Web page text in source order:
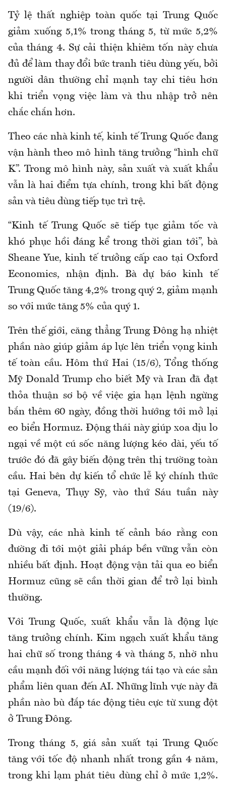
Tỷ lệ thất nghiệp toàn quốc tại Trung Quốc
giảm xuống 5,1% trong tháng 5, từ mức 5,2%
của tháng 4. Sự cải thiện khiêm tốn này chưa
đủ để làm thay đổi bức tranh tiêu dùng yếu, bởi
người dân thường chỉ mạnh tay chi tiêu hơn
khi triển vọng việc làm và thu nhập trở nên
chắc chắn hơn.
Theo các nhà kinh tế, kinh tế Trung Quốc đang
vận hành theo mô hình tăng trưởng “hình chữ
K”. Trong mô hình này, sản xuất và xuất khẩu
vẫn là hai điểm tựa chính, trong khi bất động
sản và tiêu dùng tiếp tục trì trệ.
“Kinh tế Trung Quốc sẽ tiếp tục giảm tốc và
khó phục hồi đáng kể trong thời gian tới”, bà
Sheane Yue, kinh tế trưởng cấp cao tại Oxford
Economics, nhận định. Bà dự báo kinh tế
Trung Quốc tăng 4,2% trong quý 2, giảm mạnh
so với mức tăng 5% của quý 1.
Trên thế giới, căng thẳng Trung Đông hạ nhiệt
phần nào giúp giảm áp lực lên triển vọng kinh
tế toàn cầu. Hôm thứ Hai (15/6), Tổng thống
Mỹ Donald Trump cho biết Mỹ và Iran đã đạt
thỏa thuận sơ bộ về việc gia hạn lệnh ngừng
bắn thêm 60 ngày, đồng thời hướng tới mở lại
eo biển Hormuz. Động thái này giúp xoa dịu lo
ngại về một cú sốc năng lượng kéo dài, yếu tố
trước đó đã gây biến động trên thị trường toàn
cầu. Hai bên dự kiến tổ chức lễ ký chính thức
tại Geneva, Thụy Sỹ, vào thứ Sáu tuần này
(19/6).
Dù vậy, các nhà kinh tế cảnh báo rằng con
đường đi tới một giải pháp bền vững vẫn còn
nhiều bất định. Hoạt động vận tải qua eo biển
Hormuz cũng sẽ cần thời gian để trở lại bình
thường.
Với Trung Quốc, xuất khẩu vẫn là động lực
tăng trưởng chính. Kim ngạch xuất khẩu tăng
hai chữ số trong tháng 4 và tháng 5, nhờ nhu
cầu mạnh đối với năng lượng tái tạo và các sản
phẩm liên quan đến AI. Những lĩnh vực này đã
phần nào bù đắp tác động tiêu cực từ xung đột
ở Trung Đông.
Trong tháng 5, giá sản xuất tại Trung Quốc
tăng với tốc độ nhanh nhất trong gần 4 năm,
trong khi lạm phát tiêu dùng chỉ ở mức 1,2%.